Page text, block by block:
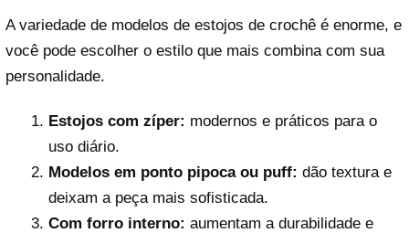
A variedade de modelos de estojos de crochê é enorme, e
você pode escolher o estilo que mais combina com sua
personalidade.
Estojos com zíper: modernos e práticos para o
uso diário.
Modelos em ponto pipoca ou puff: dão textura e
deixam a peça mais sofisticada.
Com forro interno: aumentam a durabilidade e